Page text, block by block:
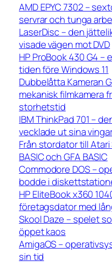
AMD EPYC 7302 –
servrar och tunga
LaserDisc – den
visade vägen mot DVD
HP ProBook 430 G4
tiden före Windows 11
Dubbelåtta Kameran
mekanisk filmkamera
storhetstid
IBM ThinkPad 701 –
vecklade ut sina
Från stordator till
BASIC och GFA BASIC
Commodore DOS –
bodde i
HP EliteBook x360
företagsdator med
Skool Daze – spelet
öppet kaos
AmigaOS –
sin tid